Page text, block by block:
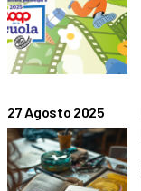
27 Agosto 2025